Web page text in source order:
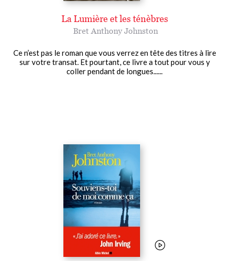
La Lumière et les ténèbres
Bret Anthony Johnston
Ce n’est pas le roman que vous verrez en tête des titres à lire
sur votre transat. Et pourtant, ce livre a tout pour vous y
coller pendant de longues......